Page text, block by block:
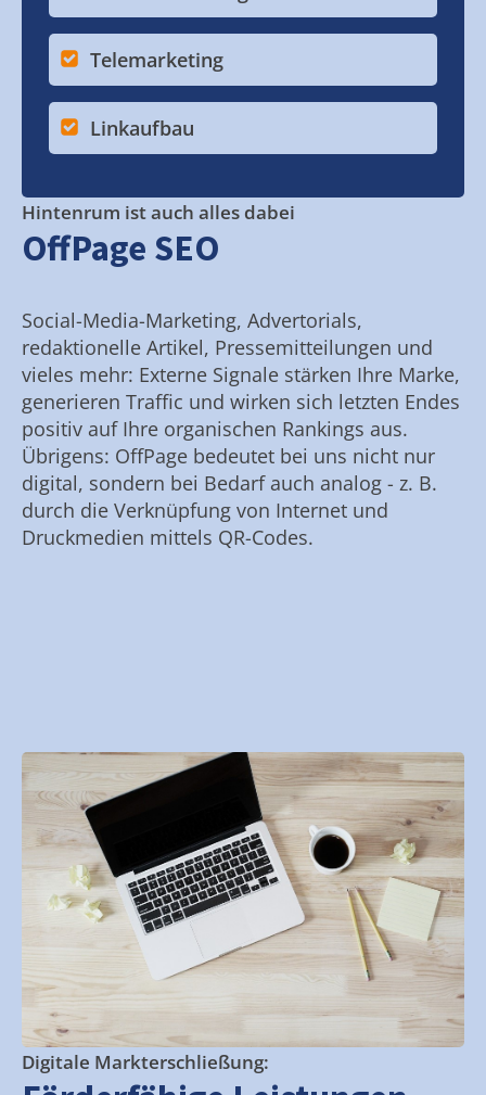
Telemarketing
Linkaufbau
Hintenrum ist auch alles dabei
OffPage SEO
Social-Media-Marketing, Advertorials,
redaktionelle Artikel, Pressemitteilungen und
vieles mehr: Externe Signale stärken Ihre Marke,
generieren Traffic und wirken sich letzten Endes
positiv auf Ihre organischen Rankings aus.
Übrigens: OffPage bedeutet bei uns nicht nur
digital, sondern bei Bedarf auch analog - z. B.
durch die Verknüpfung von Internet und
Druckmedien mittels QR-Codes.
Digitale Markterschließung: